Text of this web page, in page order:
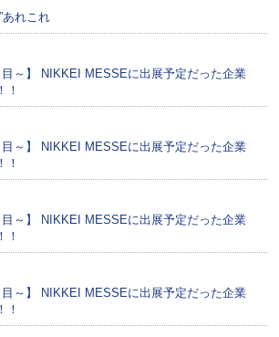
あれこれ
目～】 NIKKEI MESSEに出展予定だった企業
！
目～】 NIKKEI MESSEに出展予定だった企業
！
目～】 NIKKEI MESSEに出展予定だった企業
！
目～】 NIKKEI MESSEに出展予定だった企業
！